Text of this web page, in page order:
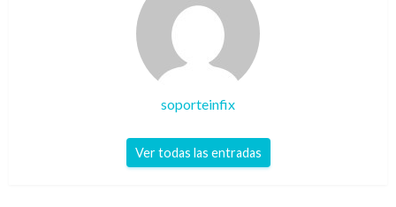
soporteinfix
Ver todas las entradas